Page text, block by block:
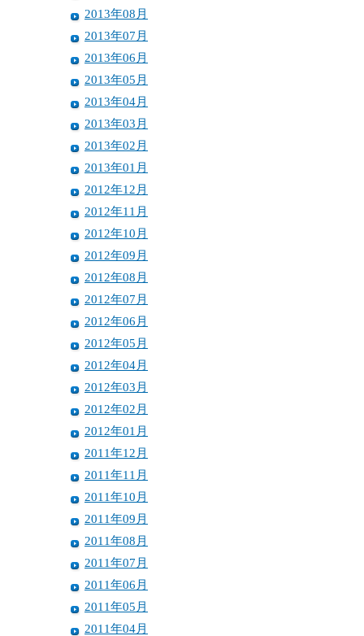
2013年08月
2013年07月
2013年06月
2013年05月
2013年04月
2013年03月
2013年02月
2013年01月
2012年12月
2012年11月
2012年10月
2012年09月
2012年08月
2012年07月
2012年06月
2012年05月
2012年04月
2012年03月
2012年02月
2012年01月
2011年12月
2011年11月
2011年10月
2011年09月
2011年08月
2011年07月
2011年06月
2011年05月
2011年04月